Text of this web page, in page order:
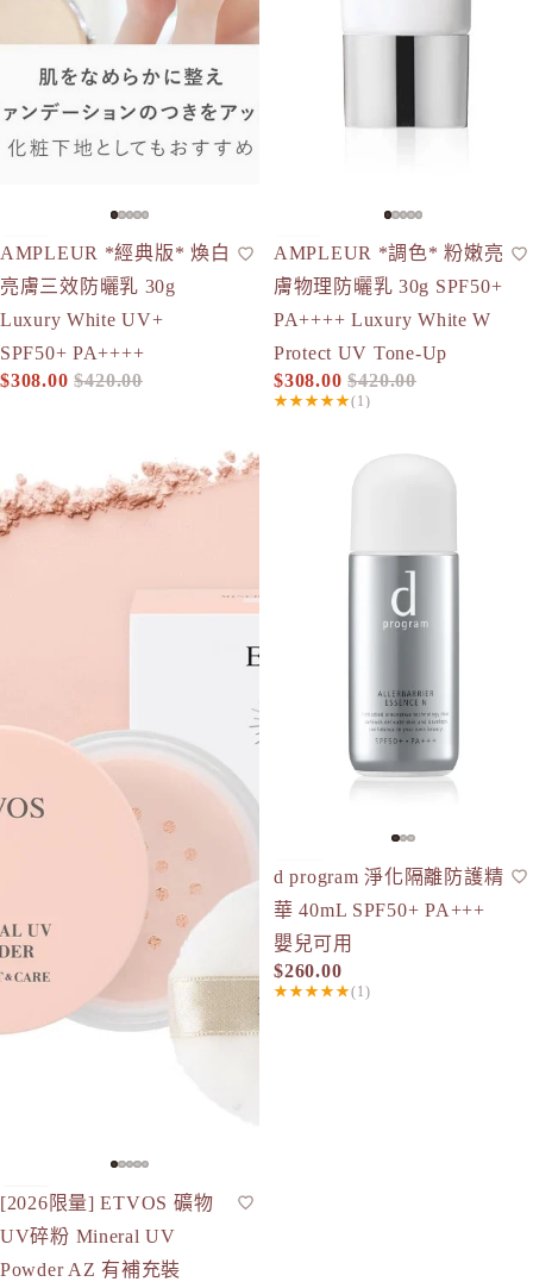
-27%
防曬
人氣
現貨
AMPLEUR *經典版* 煥白
亮膚三效防曬乳 30g
Luxury White UV+
SPF50+ PA++++
促銷價
$308.00 定價
$420.00
-27%
潤色妝前底霜
人氣
AMPLEUR *調色* 粉嫩亮
膚物理防曬乳 30g SPF50+
PA++++ Luxury White W
Protect UV Tone-Up
促銷價
$308.00 定價
$420.00
★★★★★(1)
限量
蜜粉
SPF50+
人氣
現貨
[2026限量] ETVOS 礦物
UV碎粉 Mineral UV
Powder AZ 有補充裝
防曬
SPF50+
人氣
d program 淨化隔離防護精
華 40mL SPF50+ PA+++
嬰兒可用
$260.00
★★★★★(1)